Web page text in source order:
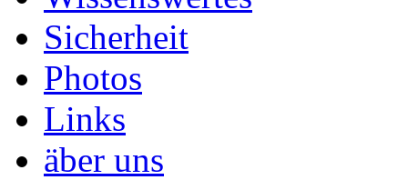
Sicherheit
Photos
Links
äber uns